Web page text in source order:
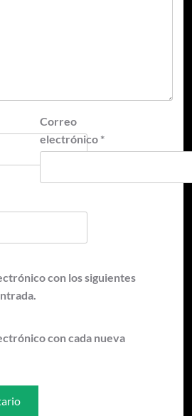
Correo
electrónico *
con los siguientes
con cada nueva